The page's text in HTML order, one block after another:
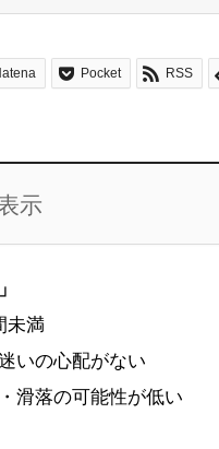
Pocket RSS
示
未満
いの心配がない
滑落の可能性が低い